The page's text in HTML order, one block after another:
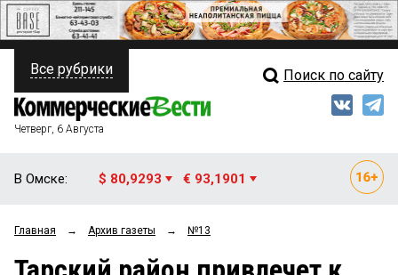
ПОЛИТИКА
ФИНАНСЫ
ОБЩЕСТВО
Свежий выпуск
Все рубрики Поиск по сайту
Четверг, 6 Августа
В Омске: $ 80,9293 € 93,1901
Главная → Архив газеты → №13